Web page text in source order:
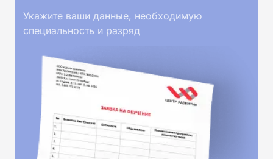
Укажите ваши данные, необходимую
специальность и разряд